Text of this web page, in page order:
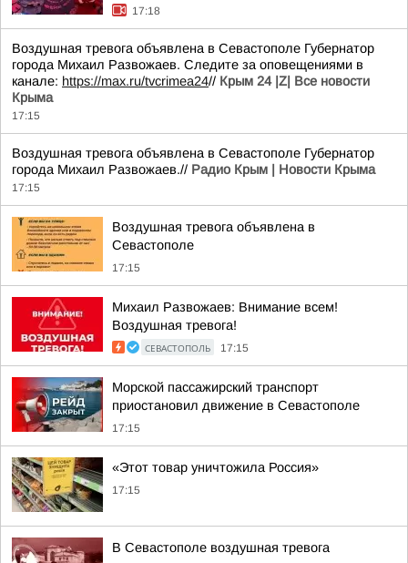
17:18
Воздушная тревога объявлена в Севастополе Губернатор
города Михаил Развожаев. Следите за оповещениями в
канале: https://max.ru/tvcrimea24// Крым 24 |Z| Все новости
Крыма
17:15
Воздушная тревога объявлена в Севастополе Губернатор
города Михаил Развожаев.// Радио Крым | Новости Крыма
17:15
Воздушная тревога объявлена в
Севастополе
17:15
Михаил Развожаев: Внимание всем!
Воздушная тревога!
СЕВАСТОПОЛЬ 17:15
Морской пассажирский транспорт
приостановил движение в Севастополе
17:15
«Этот товар уничтожила Россия»
17:15
В Севастополе воздушная тревога